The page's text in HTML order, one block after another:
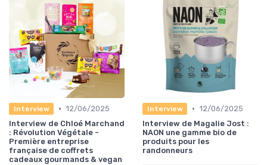
Interview • 12/06/2025
Interview de Chloé Marchand
: Révolution Végétale -
Première entreprise
française de coffrets
cadeaux gourmands & vegan
Interview • 12/06/2025
Interview de Magalie Jost :
NAON une gamme bio de
produits pour les
randonneurs